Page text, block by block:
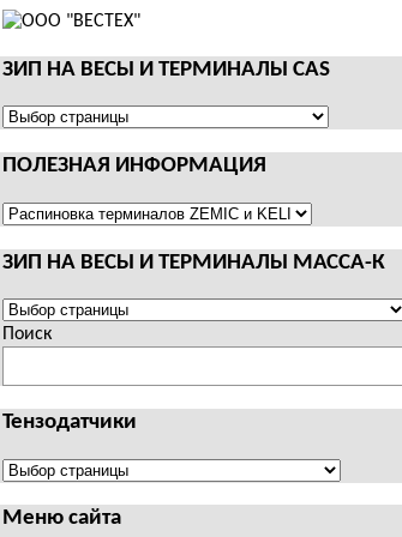
ЗИП НА ВЕСЫ И ТЕРМИНАЛЫ CAS
ЗИП
ВЕСЫ
ТЕРМИНАЛЫ
ПОЛЕЗНАЯ ИНФОРМАЦИЯ
ПОЛЕЗНАЯ
ЗИП НА ВЕСЫ И ТЕРМИНАЛЫ МАССА-К
ЗИП
НА
И
ТЕРМИНАЛЫ
МАССА-
Поиск
Тензодатчики
Тензодатчики
Меню сайта